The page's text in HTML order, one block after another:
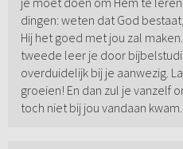
dingen: weten dat God
Hij het goed met jou zal
tweede leer je door
overduidelijk bij je aanwezig.
groeien! En dan zul je vanzelf
toch niet bij jou vandaan kwam.